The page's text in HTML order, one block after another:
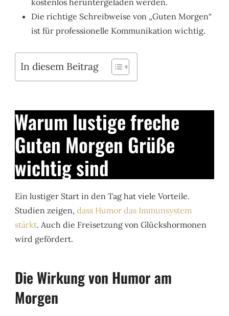
kostenlos heruntergeladen werden.
Die richtige Schreibweise von „Guten Morgen“
ist für professionelle Kommunikation wichtig.
In diesem Beitrag
Warum lustige freche
Guten Morgen Grüße
wichtig sind
Ein lustiger Start in den Tag hat viele Vorteile.
Studien zeigen,dass Humor das Immunsystem
stärkt. Auch die Freisetzung von Glückshormonen
wird gefördert.
Die Wirkung von Humor am
Morgen